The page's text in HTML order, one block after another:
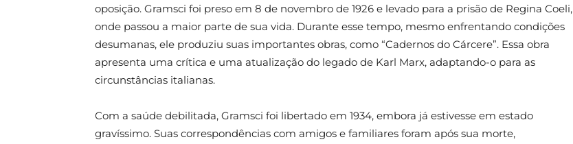
oposição. Gramsci foi preso em 8 de novembro de 1926 e levado para a prisão de Regina Coeli,
onde passou a maior parte de sua vida. Durante esse tempo, mesmo enfrentando condições
desumanas, ele produziu suas importantes obras, como “Cadernos do Cárcere”. Essa obra
apresenta uma crítica e uma atualização do legado de Karl Marx, adaptando-o para as
circunstâncias italianas.
Com a saúde debilitada, Gramsci foi libertado em 1934, embora já estivesse em estado
gravíssimo. Suas correspondências com amigos e familiares foram após sua morte,